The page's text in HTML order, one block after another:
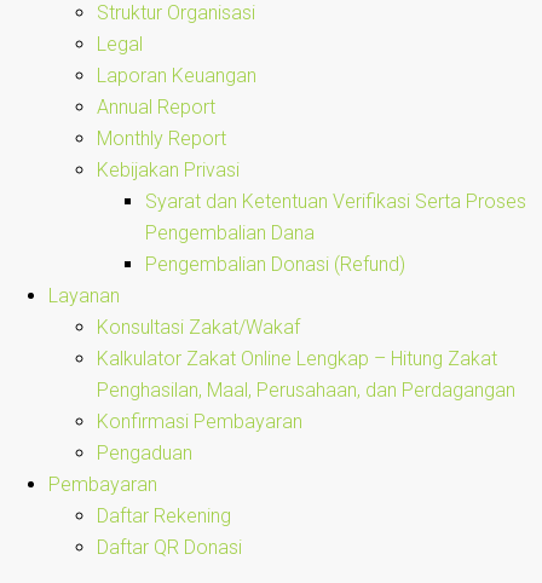
Struktur Organisasi
Legal
Laporan Keuangan
Annual Report
Monthly Report
Kebijakan Privasi
Syarat dan Ketentuan Verifikasi Serta Proses
Pengembalian Dana
Pengembalian Donasi (Refund)
Layanan
Konsultasi Zakat/Wakaf
Kalkulator Zakat Online Lengkap – Hitung Zakat
Penghasilan, Maal, Perusahaan, dan Perdagangan
Konfirmasi Pembayaran
Pengaduan
Pembayaran
Daftar Rekening
Daftar QR Donasi